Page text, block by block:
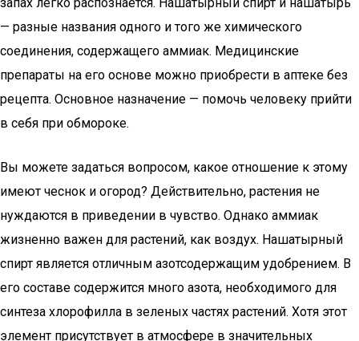
— разные названия одного и того же химического
соединения, содержащего аммиак. Медицинские
препараты на его основе можно приобрести в аптеке без
рецепта. Основное назначение — помочь человеку прийти
в себя при обмороке.
Вы можете задаться вопросом, какое отношение к этому
имеют чеснок и огород? Действительно, растения не
нуждаются в приведении в чувство. Однако аммиак
жизненно важен для растений, как воздух. Нашатырный
спирт является отличным азотсодержащим удобрением. В
его составе содержится много азота, необходимого для
синтеза хлорофилла в зеленых частях растений. Хотя этот
элемент присутствует в атмосфере в значительных